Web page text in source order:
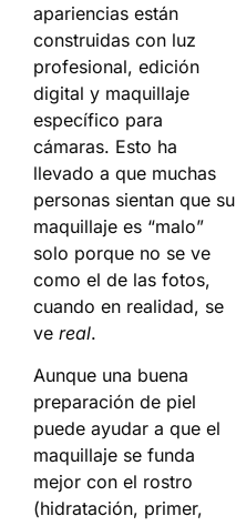
apariencias están
construidas con luz
profesional, edición
digital y maquillaje
específico para
cámaras. Esto ha
llevado a que muchas
personas sientan que su
maquillaje es “malo”
solo porque no se ve
como el de las fotos,
cuando en realidad, se
ve real.
Aunque una buena
preparación de piel
puede ayudar a que el
maquillaje se funda
mejor con el rostro
(hidratación, primer,